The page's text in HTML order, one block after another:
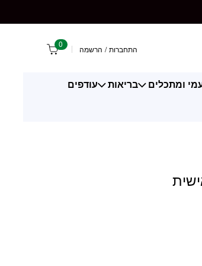
התחברות / הרשמה 0
ומתכלים בריאות
עודפים